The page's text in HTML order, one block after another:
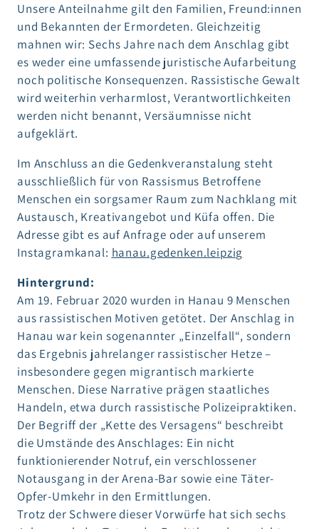
Unsere Anteilnahme gilt den Familien, Freund:innen
und Bekannten der Ermordeten. Gleichzeitig
mahnen wir: Sechs Jahre nach dem Anschlag gibt
es weder eine umfassende juristische Aufarbeitung
noch politische Konsequenzen. Rassistische Gewalt
wird weiterhin verharmlost, Verantwortlichkeiten
werden nicht benannt, Versäumnisse nicht
aufgeklärt.
Im Anschluss an die Gedenkveranstalung steht
ausschließlich für von Rassismus Betroffene
Menschen ein sorgsamer Raum zum Nachklang mit
Austausch, Kreativangebot und Küfa offen. Die
Adresse gibt es auf Anfrage oder auf unserem
Instagramkanal: hanau.gedenken.leipzig
Hintergrund:
Am 19. Februar 2020 wurden in Hanau 9 Menschen
aus rassistischen Motiven getötet. Der Anschlag in
Hanau war kein sogenannter „Einzelfall“, sondern
das Ergebnis jahrelanger rassistischer Hetze –
insbesondere gegen migrantisch markierte
Menschen. Diese Narrative prägen staatliches
Handeln, etwa durch rassistische Polizeipraktiken.
Der Begriff der „Kette des Versagens“ beschreibt
die Umstände des Anschlages: Ein nicht
funktionierender Notruf, ein verschlossener
Notausgang in der Arena-Bar sowie eine Täter-
Opfer-Umkehr in den Ermittlungen.
Trotz der Schwere dieser Vorwürfe hat sich sechs